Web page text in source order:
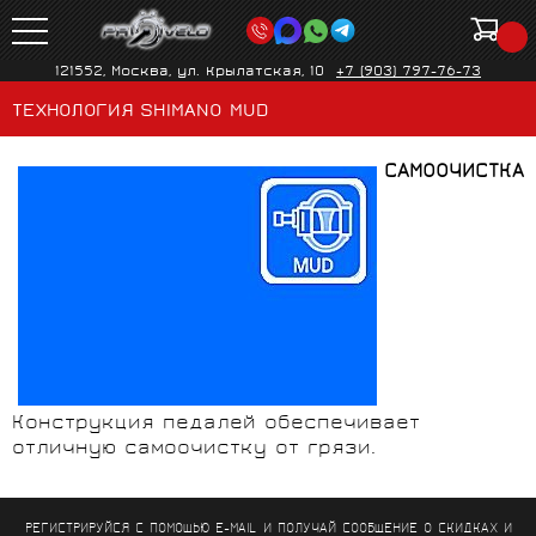
121552, Москва, ул. Крылатская, 10 +7 (903) 797-76-73
ТЕХНОЛОГИЯ SHIMANO MUD
САМООЧИСТКА
Конструкция педалей обеспечивает
отличную самоочистку от грязи.
РЕГИСТРИРУЙСЯ С ПОМОЩЬЮ E-MAIL И ПОЛУЧАЙ СООБЩЕНИЕО СКИДКАХ И